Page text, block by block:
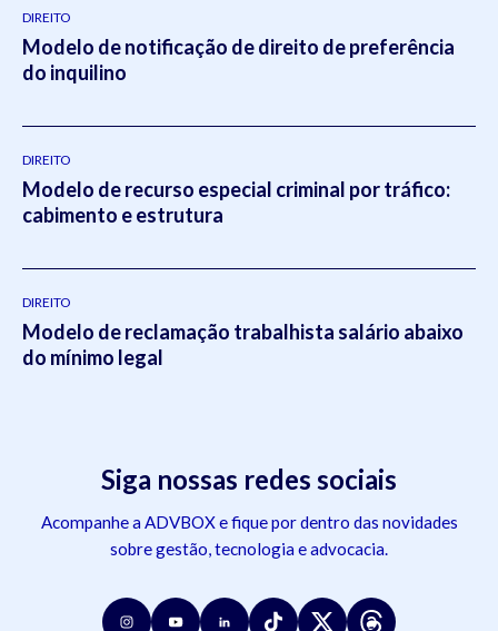
DIREITO
Modelo de notificação de direito de preferência
do inquilino
DIREITO
Modelo de recurso especial criminal por tráfico:
cabimento e estrutura
DIREITO
Modelo de reclamação trabalhista salário abaixo
do mínimo legal
Siga nossas redes sociais
Acompanhe a ADVBOX e fique por dentro das novidades
sobre gestão, tecnologia e advocacia.